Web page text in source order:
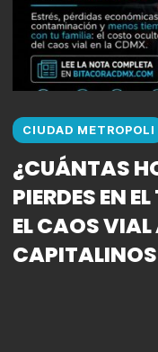
CIUDAD METROPOLI
¿CUÁNTAS
PIERDES EN
EL CAOS VIAL
CAPITALINOS